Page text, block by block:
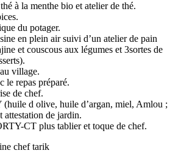
à la menthe bio et atelier de thé.
du potager.
en plein air suivi d’un atelier de pain
et couscous aux légumes et 3sortes de
village.
le repas préparé.
de chef.
(huile d olive, huile d’argan, miel, Amlou ;
attestation de jardin.
CT plus tablier et toque de chef.